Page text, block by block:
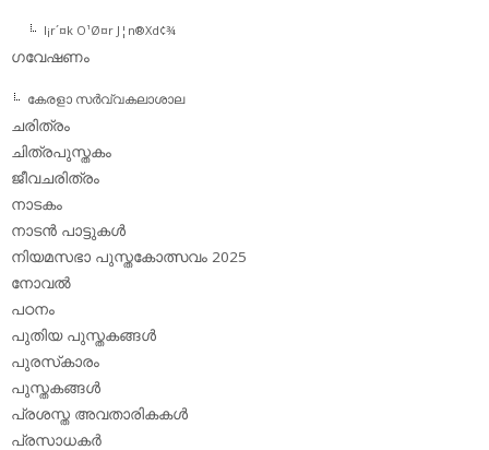
l¡r´¤k O¹Ø¤r J¦n®Xd¢¾
ഗവേഷണം
കേരളാ സര്‍വ്വകലാശാല
ചരിത്രം
ചിത്രപുസ്തകം
ജീവചരിത്രം
നാടകം
നാടന്‍ പാട്ടുകള്‍
നിയമസഭാ പുസ്തകോത്സവം 2025
നോവല്‍
പഠനം
പുതിയ പുസ്തകങ്ങള്‍
പുരസ്‌കാരം
പുസ്തകങ്ങള്‍
പ്രശസ്ത അവതാരികകള്‍
പ്രസാധകര്‍